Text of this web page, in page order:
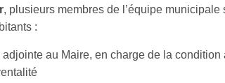
, plusieurs membres de l’équipe municipale
:
adjointe au Maire, en charge de la condition